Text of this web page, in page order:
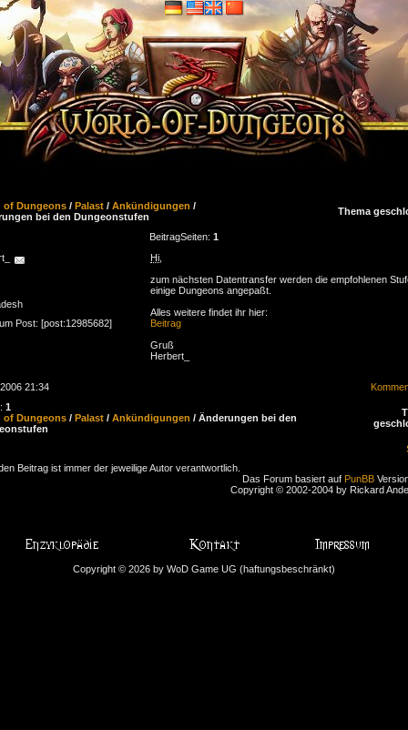
of Dungeons / Palast / Ankündigungen /
bei den Dungeonstufen
Thema
BeitragSeiten: 1
Post: [post:12985682]
Hi
zum nächsten Datentransfer werden die empfohlenen
einige Dungeons angepaßt.
Alles weitere findet ihr hier:
Beitrag
Gruß
Herbert_
21:34
1
of Dungeons / Palast / Ankündigungen / Änderungen bei den
Beitrag ist immer der jeweilige Autor verantwortlich.
Das Forum basiert auf PunBB
Copyright © 2002-2004 by Rickard
Copyright © 2026 by WoD Game UG (haftungsbeschränkt)